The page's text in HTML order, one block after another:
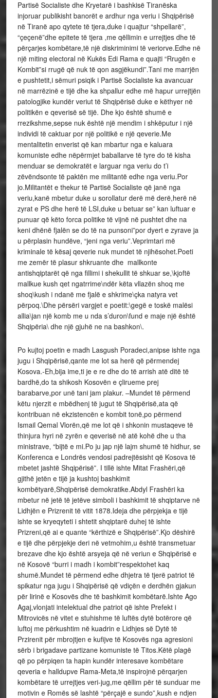
Partisë Socialiste dhe Kryetarë i bashkisë Tiranëska
injoruar publikisht banorët e ardhur nga veriu i Shqipërisë
në Tiranë apo qytete të tjera,duke i quajtur “shpellarë”,
“çeçenë”dhe epitete të tjera ,me qëllimin e urrejtjes dhe të
përçarjes kombëtare,të një diskriminimi të veriorve.Edhe në
një miting electoral në Kukës Edi Rama e quajti “Rrugën e
Kombit”si rrugë që nuk të qon asgjëkundi”.Tani me marrjën
e pushtetit,i sëmuri psiqik i Partisë Socialiste ka avancuar
në marrëzinë e tijë dhe ka shpallur edhe më hapur urrejtjën
patologjike kundër veriut të Shqipërisë duke e këthyer në
politikën e qeverisë së tijë. Dhe kjo është shumë e
rrezikshme,sepse nuk është një mendim i shkëputur i një
individi të caktuar por një politikë e një qeverie.Me
mentalitetin enverist që kan mbartur nga e kaluara
komuniste edhe nëpërmjet baballarve të tyre do të kisha
menduar se demokratët e larguar nga veriu do t’i
zëvëndsonte të paktën me militantë edhe nga veriu.Por
jo.Militantët e thekur të Partisë Socialiste që janë nga
veriu,kanë mbetur duke u sorollatur derë më derë,herë në
zyrat e PS dhe herë të LSI,duke u betuar se” kan luftuar e
punuar që këto forca politike të vijnë në pushtet dhe na
keni dhënë fjalën se do të na punsoni”por dyert e zyrave ja
u përplasin hundëve, “jeni nga veriu”.Veprimtari më
kriminale të kësaj qeverie nuk mundet të njihësohet.Poeti
me zemër të plasur shkruante dhe mallkonte
antishqiptarët që nga fillimi i shekullit të shkuar se,\kjoftë
mallkue kush qet ngatrrime\ndër këta vllazën shoq me
shoq\kush i ndanë me fjalë e shkrime\çka natyra vet
përpoq.\Dhe përsëri vargjet e poetit:\gegë e toskë malësi
allia\jan një komb me u nda s’duron\fund e maje një është
Shqipëria\ dhe një gjuhë ne na bashkon\.
Po kujtoj poetin e madh Lasgush Poradeci,anipse ishte nga
jugu i Shqipërisë,qante me lot sa herë që përmendej
Kosova.-Eh,bija ime,ti je e re dhe do të arrish atë ditë të
bardhë,do ta shikosh Kosovën e çlirueme prej
barabarve,por unë tani jam plakur. –Mundet të përmend
këtu njerzit e mbëdhenj të jugut të Shqipërisë,ata që
kontribuan në ekzistencën e kombit tonë,po përmend
Ismail Qemal Vlorën,që me lot që i shkonin mustaqeve të
thinjura hyri në zyrën e qeverisë në atë kohë dhe u tha
ministrave, “bijtë e mi.Po ju jap një lajm shumë të hidhur, se
Konferenca e Londrës vendosi padrejtësisht që Kosova të
mbetet jashtë Shqipërisë”. I tillë ishte Mitat Frashëri,që
gjithë jetën e tijë ja kushtoj bashkimit
kombëtyarë,Shqipërisë demokratike.Abdyl Frashëri ka
mbetur në jetë të jetëve simboli i bashkimit të shqiptarve në
Lidhjën e Prizrenit të vitit 1878.Ideja dhe përpjekja e tijë
ishte se kryeqyteti i shtetit shqiptarë duhej të ishte
Prizreni,që ai e quante “kërthizë e Shqipërisë”.Kjo dëshirë
e tijë dhe përpjekje deri në vetmohim,u është transmetuar
brezave dhe kjo është arsyeja që në veriun e Shqipërisë e
në Kosovë “burri i madh i kombit”respektohet kaq
shumë.Mundet të përmend edhe dhjetra të tjerë patriot të
spikatur nga jugu i Shqipërisë që vdiçën e derdhën gjakun
për lirinë e Kosovës dhe të bashkimit kombëtarë.Ishte Ago
Agaj,vlonjati intelektual dhe patriot që ishte Prefekt i
Mitrovicës në vitet e stuhishme të luftës dytë botërore që
luftoj me përkushtim në kuadrin e Lidhjes së Dytë të
Przirenit për mbrojtjen e kufijve të Kosovës nga agresioni
sërb i brigadave partizane komuniste të Titos.Këtë plagë
që po përpiqen ta hapin kundër interesave kombëtare
qeveria e halldupve Rama-Meta,të inspirojnë përqarjen
kombëtare të urrejtjes veri-jug,me qëllim për të sunduar me
motivin e Romës së lashtë “përçajë e sundo”,kush e ndjen